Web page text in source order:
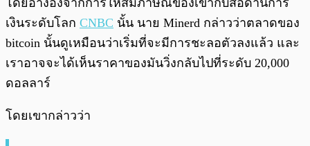
โดยอ้างอิงจากการให้สัมภาษณ์ของเขากับสื่อด้านการ
เงินระดับโลก CNBC นั้น นาย Minerd กล่าวว่าตลาดของ
bitcoin นั้นดูเหมือนว่าเริ่มที่จะมีการชะลอตัวลงแล้ว และ
เราอาจจะได้เห็นราคาของมันวิ่งกลับไปที่ระดับ 20,000
ดอลลาร์
โดยเขากล่าวว่า